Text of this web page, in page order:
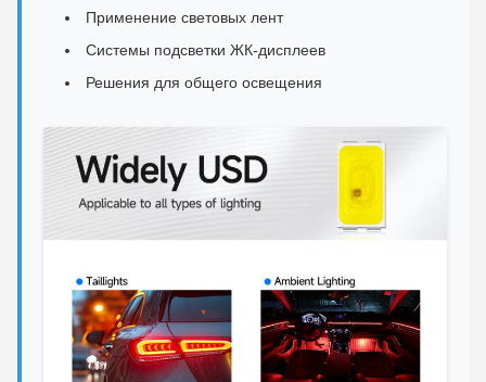
Применение световых лент
Системы подсветки ЖК-дисплеев
Решения для общего освещения